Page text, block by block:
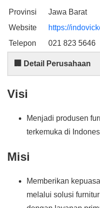
Provinsi
Jawa Barat
Website
https://
Telepon
021 823 5646
🏢 Detail Perusahaan
Visi
Menjadi produsen
terkemuka di
Misi
Memberikan
melalui solusi